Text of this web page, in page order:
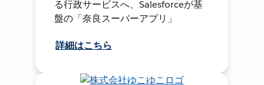
る行政サービスへ、Salesforceが基
盤の「奈良スーパーアプリ」
詳細はこちら